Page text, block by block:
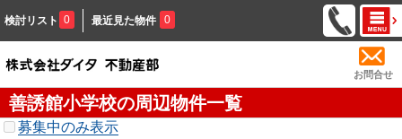
検討リスト 0 最近見た物件 0
お問合せ
善誘館小学校の周辺物件一覧
募集中のみ表示